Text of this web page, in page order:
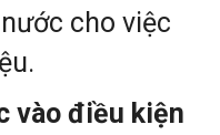
cho việc
vào điều kiện